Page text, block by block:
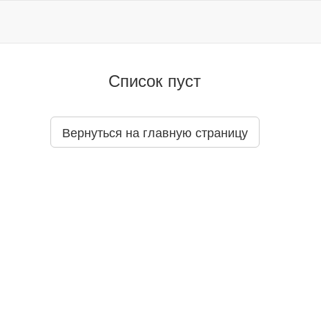
Список пуст
Вернуться на главную страницу